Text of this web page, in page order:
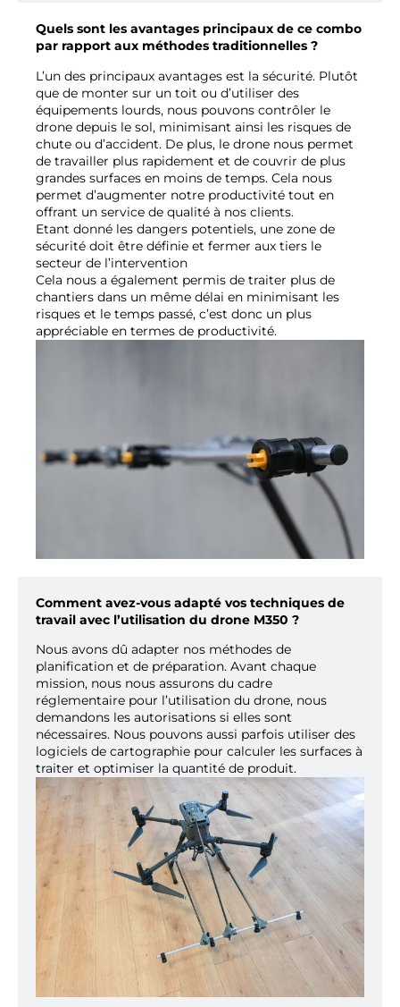
Quels sont les avantages principaux de ce combo
par rapport aux méthodes traditionnelles ?
L’un des principaux avantages est la sécurité. Plutôt
que de monter sur un toit ou d’utiliser des
équipements lourds, nous pouvons contrôler le
drone depuis le sol, minimisant ainsi les risques de
chute ou d’accident. De plus, le drone nous permet
de travailler plus rapidement et de couvrir de plus
grandes surfaces en moins de temps. Cela nous
permet d’augmenter notre productivité tout en
offrant un service de qualité à nos clients.
Etant donné les dangers potentiels, une zone de
sécurité doit être définie et fermer aux tiers le
secteur de l’intervention
Cela nous a également permis de traiter plus de
chantiers dans un même délai en minimisant les
risques et le temps passé, c’est donc un plus
appréciable en termes de productivité.
Comment avez-vous adapté vos techniques de
travail avec l’utilisation du drone M350 ?
Nous avons dû adapter nos méthodes de
planification et de préparation. Avant chaque
mission, nous nous assurons du cadre
réglementaire pour l’utilisation du drone, nous
demandons les autorisations si elles sont
nécessaires. Nous pouvons aussi parfois utiliser des
logiciels de cartographie pour calculer les surfaces à
traiter et optimiser la quantité de produit.